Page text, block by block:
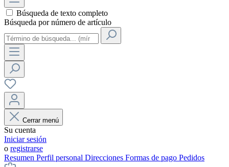
Búsqueda de texto completo
Búsqueda por número de artículo
Cerrar menú
Su cuenta
Iniciar sesión
o registrarse
Resumen Perfil personal Direcciones Formas de pago Pedidos